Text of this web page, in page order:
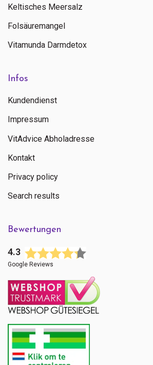
Keltisches Meersalz
Folsäuremangel
Vitamunda Darmdetox
Infos
Kundendienst
Impressum
VitAdvice Abholadresse
Kontakt
Privacy policy
Search results
Bewertungen
4.3
Google Reviews